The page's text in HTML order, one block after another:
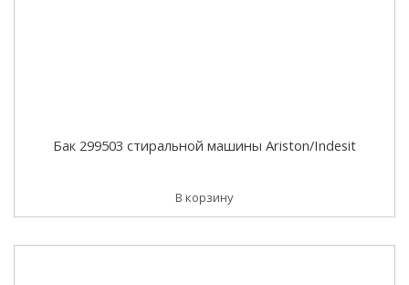
Бак 299503 стиральной машины Ariston/Indesit
В корзину